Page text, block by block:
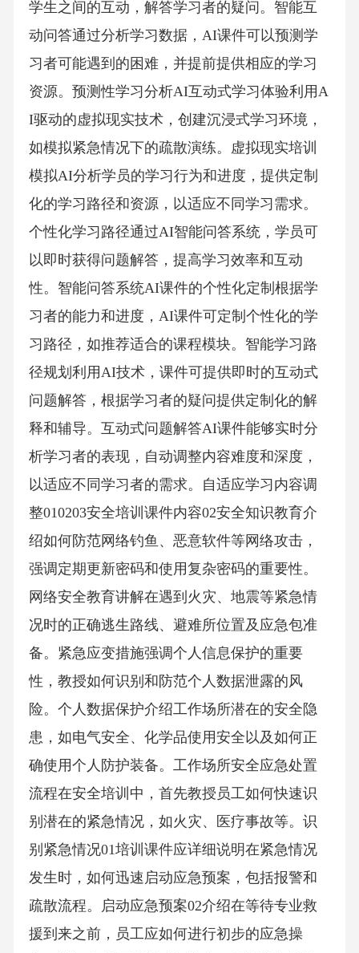
学生之间的互动，解答学习者的疑问。智能互
动问答通过分析学习数据，AI课件可以预测学
习者可能遇到的困难，并提前提供相应的学习
资源。预测性学习分析AI互动式学习体验利用A
I驱动的虚拟现实技术，创建沉浸式学习环境，
如模拟紧急情况下的疏散演练。虚拟现实培训
模拟AI分析学员的学习行为和进度，提供定制
化的学习路径和资源，以适应不同学习需求。
个性化学习路径通过AI智能问答系统，学员可
以即时获得问题解答，提高学习效率和互动
性。智能问答系统AI课件的个性化定制根据学
习者的能力和进度，AI课件可定制个性化的学
习路径，如推荐适合的课程模块。智能学习路
径规划利用AI技术，课件可提供即时的互动式
问题解答，根据学习者的疑问提供定制化的解
释和辅导。互动式问题解答AI课件能够实时分
析学习者的表现，自动调整内容难度和深度，
以适应不同学习者的需求。自适应学习内容调
整010203安全培训课件内容02安全知识教育介
绍如何防范网络钓鱼、恶意软件等网络攻击，
强调定期更新密码和使用复杂密码的重要性。
网络安全教育讲解在遇到火灾、地震等紧急情
况时的正确逃生路线、避难所位置及应急包准
备。紧急应变措施强调个人信息保护的重要
性，教授如何识别和防范个人数据泄露的风
险。个人数据保护介绍工作场所潜在的安全隐
患，如电气安全、化学品使用安全以及如何正
确使用个人防护装备。工作场所安全应急处置
流程在安全培训中，首先教授员工如何快速识
别潜在的紧急情况，如火灾、医疗事故等。识
别紧急情况01培训课件应详细说明在紧急情况
发生时，如何迅速启动应急预案，包括报警和
疏散流程。启动应急预案02介绍在等待专业救
援到来之前，员工应如何进行初步的应急操